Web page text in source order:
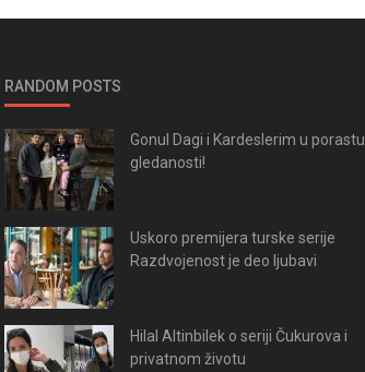
RANDOM POSTS
Gonul Dagi i Kardeslerim u porastu
gledanosti!
Uskoro premijera turske serije
Razdvojenost je deo ljubavi
Hilal Altinbilek o seriji Čukurova i
privatnom životu